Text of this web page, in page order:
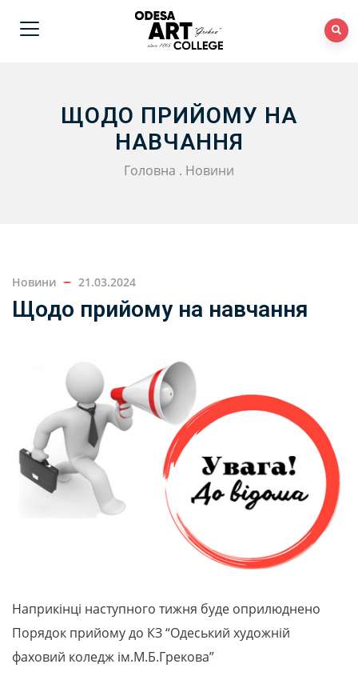
ЩОДО ПРИЙОМУ НА
НАВЧАННЯ
Головна . Новини
Новини 21.03.2024
Щодо прийому на навчання
Наприкінці наступного тижня буде оприлюднено
Порядок прийому до КЗ “Одеський художній
фаховий коледж ім.М.Б.Грекова”